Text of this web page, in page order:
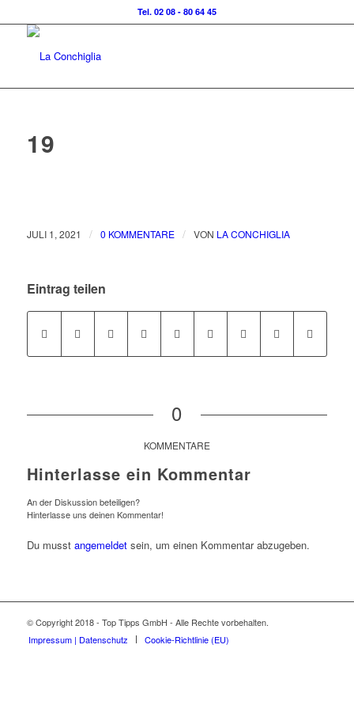
Tel. 02 08 - 80 64 45
19
JULI 1, 2021 / 0 KOMMENTARE / VON LA CONCHIGLIA
Eintrag teilen
0
KOMMENTARE
Hinterlasse ein Kommentar
An der Diskussion beteiligen?
Hinterlasse uns deinen Kommentar!
Du musst angemeldetsein, um einen Kommentar abzugeben.
© Copyright 2018 - Top Tipps GmbH - Alle Rechte vorbehalten.
Impressum | Datenschutz
Cookie-Richtlinie (EU)